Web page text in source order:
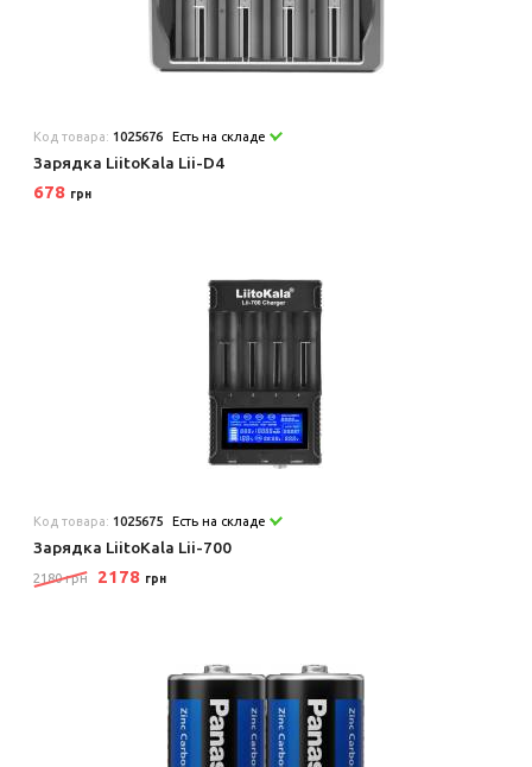
Код товара: 1025676 Есть на складе
Зарядка LiitoKala Lii-D4
678 грн
Код товара: 1025675 Есть на складе
Зарядка LiitoKala Lii-700
2180 грн 2178 грн